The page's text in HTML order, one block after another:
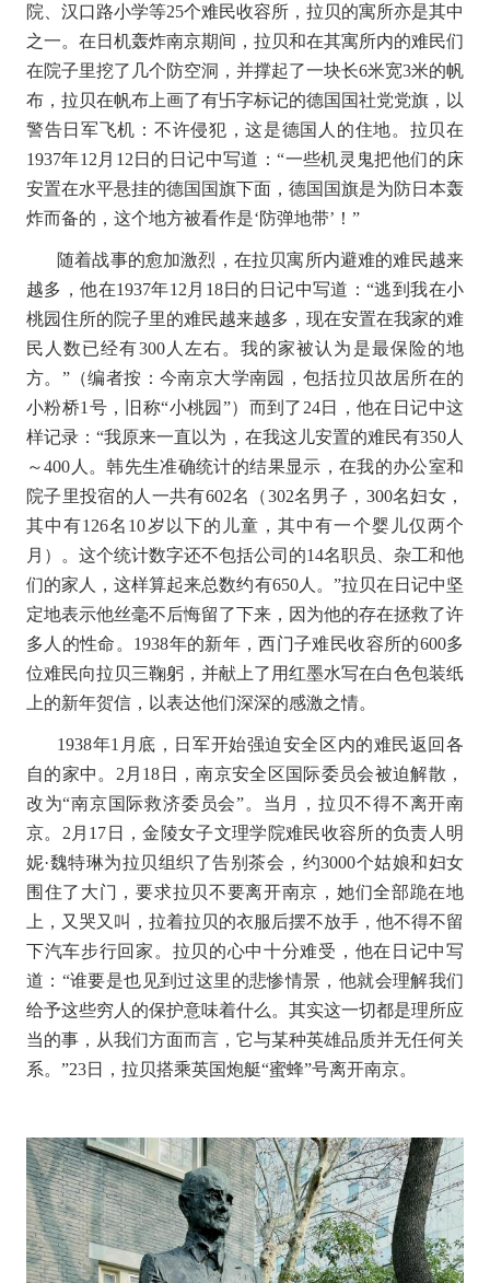
院、汉口路小学等25个难民收容所，拉贝的寓所亦是其中
之一。在日机轰炸南京期间，拉贝和在其寓所内的难民们
在院子里挖了几个防空洞，并撑起了一块长6米宽3米的帆
布，拉贝在帆布上画了有卐字标记的德国国社党党旗，以
警告日军飞机：不许侵犯，这是德国人的住地。拉贝在
1937年12 月 12 日的日记中写道：“一些机灵鬼把他们的床
安置在水平悬挂的德国国旗下面，德国国旗是为防日本轰
炸而备的，这个地方被看作是‘防弹地带’ ！ ”
随着战事的愈加激烈，在拉贝寓所内避难的难民越来
越多，他在1937年12 月 18日的日记中写道：“逃到我在小
桃园住所的院子里的难民越来越多，现在安置在我家的难
民人数已经有300人左右。我的家被认为是最保险的地
方。 ”（编者按：今南京大学南园，包括拉贝故居所在的
小粉桥1 号，旧称“小桃园 ”）而到了 24日，他在日记中这
样记录：“我原来一直以为，在我这儿安置的难民有350 人
～400 人。韩先生准确统计的结果显示，在我的办公室和
院子里投宿的人一共有602名（302名男子， 300名妇女，
其中有126名 10岁以下的儿童，其中有一个婴儿仅两个
月）。这个统计数字还不包括公司的14名职员、杂工和他
们的家人，这样算起来总数约有650人。 ”拉贝在日记中坚
定地表示他丝毫不后悔留了下来，因为他的存在拯救了许
多人的性命。 1938年的新年，西门子难民收容所的600多
位难民向拉贝三鞠躬，并献上了用红墨水写在白色包装纸
上的新年贺信，以表达他们深深的感激之情。
1938年1 月底，日军开始强迫安全区内的难民返回各
自的家中。 2 月 18 日，南京安全区国际委员会被迫解散，
改为“南京国际救济委员会”。当月，拉贝不得不离开南
京。 2 月 17 日，金陵女子文理学院难民收容所的负责人明
妮·魏特琳为拉贝组织了告别茶会，约3000个姑娘和妇女
围住了大门，要求拉贝不要离开南京，她们全部跪在地
上，又哭又叫，拉着拉贝的衣服后摆不放手，他不得不留
下汽车步行回家。拉贝的心中十分难受，他在日记中写
道： “谁要是也见到过这里的悲惨情景，他就会理解我们
给予这些穷人的保护意味着什么。其实这一切都是理所应
当的事，从我们方面而言，它与某种英雄品质并无任何关
系。”23日，拉贝搭乘英国炮艇“蜜蜂”号离开南京。